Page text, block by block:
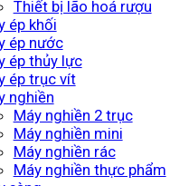
Thiết bị lão hoá rượu
ép khối
ép nước
ép thủy lực
ép trục vít
nghiền
Máy nghiền 2 trục
Máy nghiền mini
Máy nghiền rác
Máy nghiền thực phẩm